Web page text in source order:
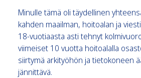
Minulle tämä oli täydellinen
kahden maailman, hoitoalan ja
18-vuotiaasta asti tehnyt
viimeiset 10 vuotta hoitoalalla
siirtymä arkityöhön ja tietokoneen
jännittävä.